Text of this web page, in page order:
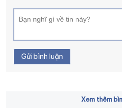
XÂY DỰNG KHÁNH HÒA TRỞ
Gửi bình luận
Xem thêm